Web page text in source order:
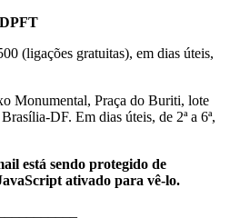
(ligações gratuitas), em dias úteis,
Monumental, Praça do Buriti, lote
DF. Em dias úteis, de 2ª a 6ª,
está sendo protegido de
ativado para vê-lo.